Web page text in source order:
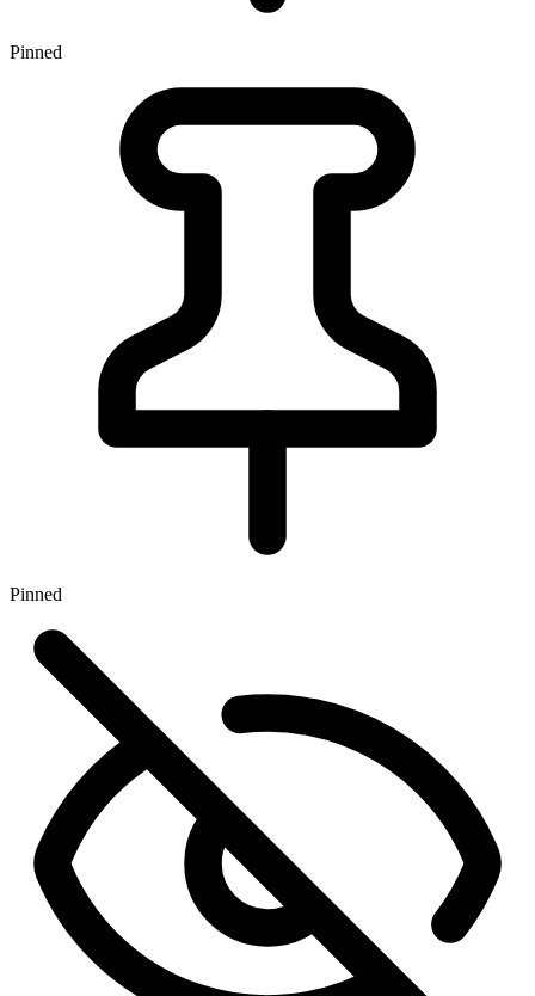
Pinned
Pinned